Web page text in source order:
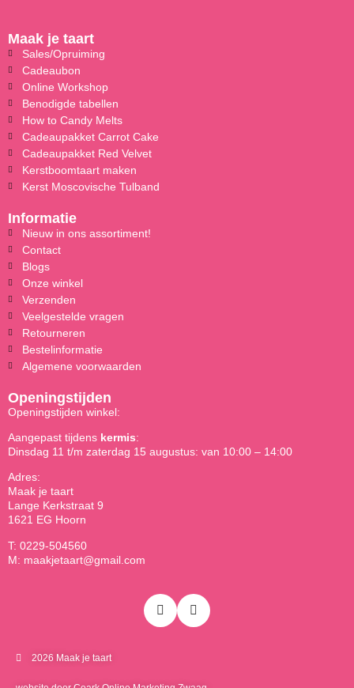
Maak je taart
Sales/Opruiming
Cadeaubon
Online Workshop
Benodigde tabellen
How to Candy Melts
Cadeaupakket Carrot Cake
Cadeaupakket Red Velvet
Kerstboomtaart maken
Kerst Moscovische Tulband
Informatie
Nieuw in ons assortiment!
Contact
Blogs
Onze winkel
Verzenden
Veelgestelde vragen
Retourneren
Bestelinformatie
Algemene voorwaarden
Openingstijden
Openingstijden winkel:
Aangepast tijdens kermis:
Dinsdag 11 t/m zaterdag 15 augustus: van 10:00 – 14:00
Adres:
Maak je taart
Lange Kerkstraat 9
1621 EG Hoorn
T: 0229-504560
M: maakjetaart@gmail.com
2026 Maak je taart